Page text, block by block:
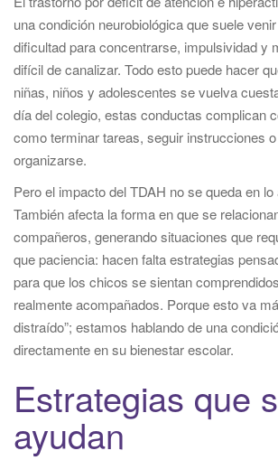
una condición neurobiológica que suele
dificultad para concentrarse, impulsividad y
difícil de canalizar. Todo esto puede hacer
niñas, niños y adolescentes se vuelva
día del colegio, estas conductas complican
como terminar tareas, seguir instrucciones
organizarse.
Pero el impacto del TDAH no se queda en
También afecta la forma en que se
compañeros, generando situaciones que
que paciencia: hacen falta estrategias
para que los chicos se sientan
realmente acompañados. Porque esto va
distraído”; estamos hablando de una
directamente en su bienestar escolar.
Estrategias que
ayudan